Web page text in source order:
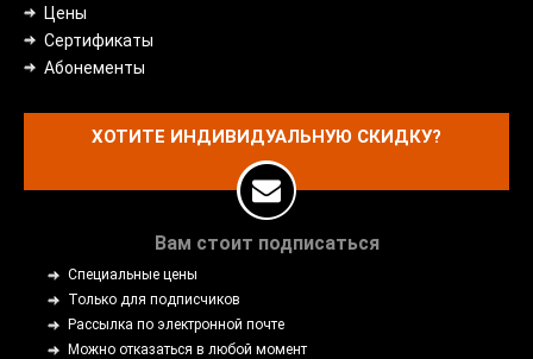
Цены
Сертификаты
Абонементы
ХОТИТЕ ИНДИВИДУАЛЬНУЮ СКИДКУ?
Вам стоит подписаться
Специальные цены
Только для подписчиков
Рассылка по электронной почте
Можно отказаться в любой момент